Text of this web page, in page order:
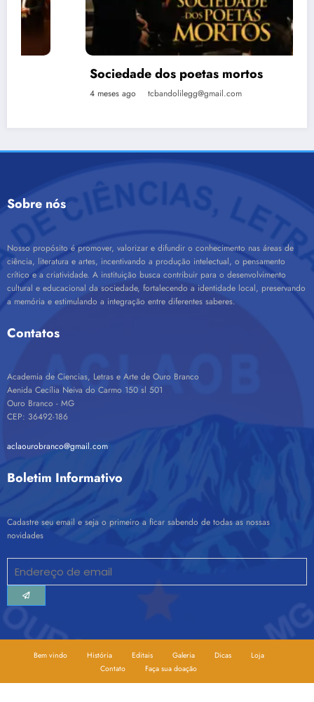
Sociedade dos poetas mortos
tcbandolilegg@gmail.com
Sobre nós
Nosso propósito é promover, valorizar e difundir o conhecimento nas áreas de
ciência, literatura e artes, incentivando a produção intelectual, o pensamento
crítico e a criatividade. A instituição busca contribuir para o desenvolvimento
cultural e educacional da sociedade, fortalecendo a identidade local, preservando
a memória e estimulando a integração entre diferentes saberes.
Contatos
Academia de Ciencias, Letras e Arte de Ouro Branco
Aenida Cecília Neiva do Carmo 150 sl 501
Ouro Branco - MG
CEP: 36492-186
aclaourobranco@gmail.com
Boletim Informativo
Cadastre seu email e seja o primeiro a ficar sabendo de todas as nossas
novidades
Bem vindo História Editais Galeria Dicas
Loja
Contato
Faça sua doação